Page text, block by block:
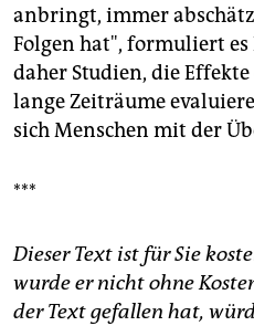
anbringt, immer
Folgen hat", formuliert es
daher Studien, die
lange Zeiträume
sich Menschen mit der
***
Dieser Text ist für Sie
wurde er nicht ohne
der Text gefallen hat,